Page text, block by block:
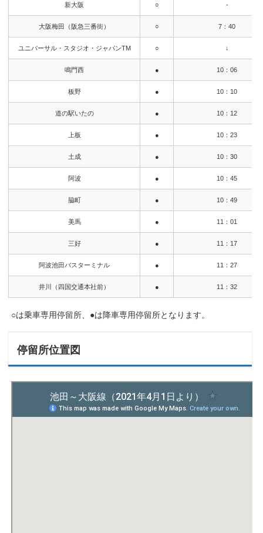
新大阪 ○ -
大阪梅田（阪急三番街） ○ 7：40
ユニバーサル・スタジオ・ジャパンTM ○ ↓
鳴門西 ● 10：06
板野 ● 10：10
道の駅いたの ● 10：12
上板 ● 10：23
土成 ● 10：30
阿波 ● 10：45
脇町 ● 10：49
美馬 ● 11：01
三好 ● 11：17
阿波池田バスターミナル ● 11：27
井川（四国交通本社前） ● 11：32
○は乗車専用停留所、●は降車専用停留所となります。
停留所位置図